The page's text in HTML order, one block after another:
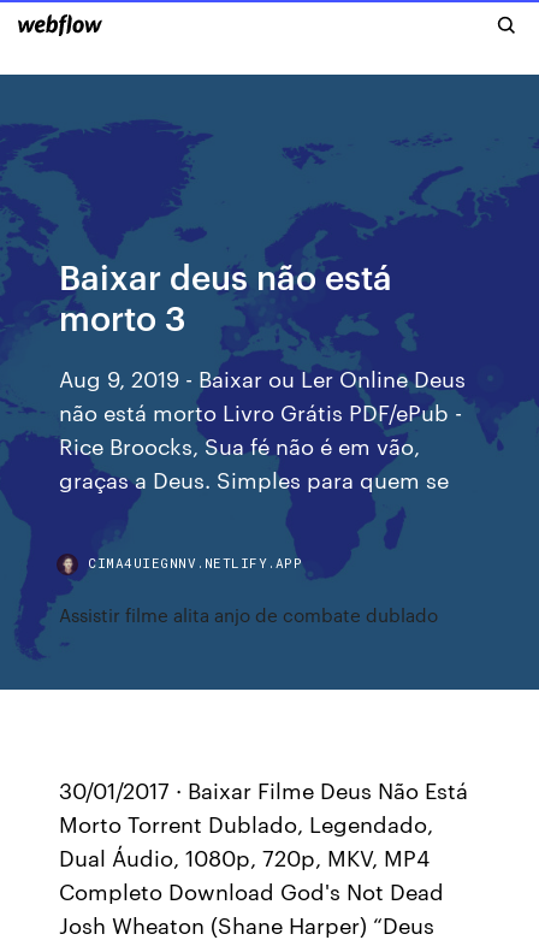
Baixar deus não está
morto 3
Aug 9, 2019 - Baixar ou Ler Online Deus
não está morto Livro Grátis PDF/ePub -
Rice Broocks, Sua fé não é em vão,
graças a Deus. Simples para quem se
CIMA4UIEGNNV.NETLIFY.APP
Assistir filme alita anjo de combate dublado
30/01/2017 · Baixar Filme Deus Não Está
Morto Torrent Dublado, Legendado,
Dual Áudio, 1080p, 720p, MKV, MP4
Completo Download God's Not Dead
Josh Wheaton (Shane Harper) “Deus